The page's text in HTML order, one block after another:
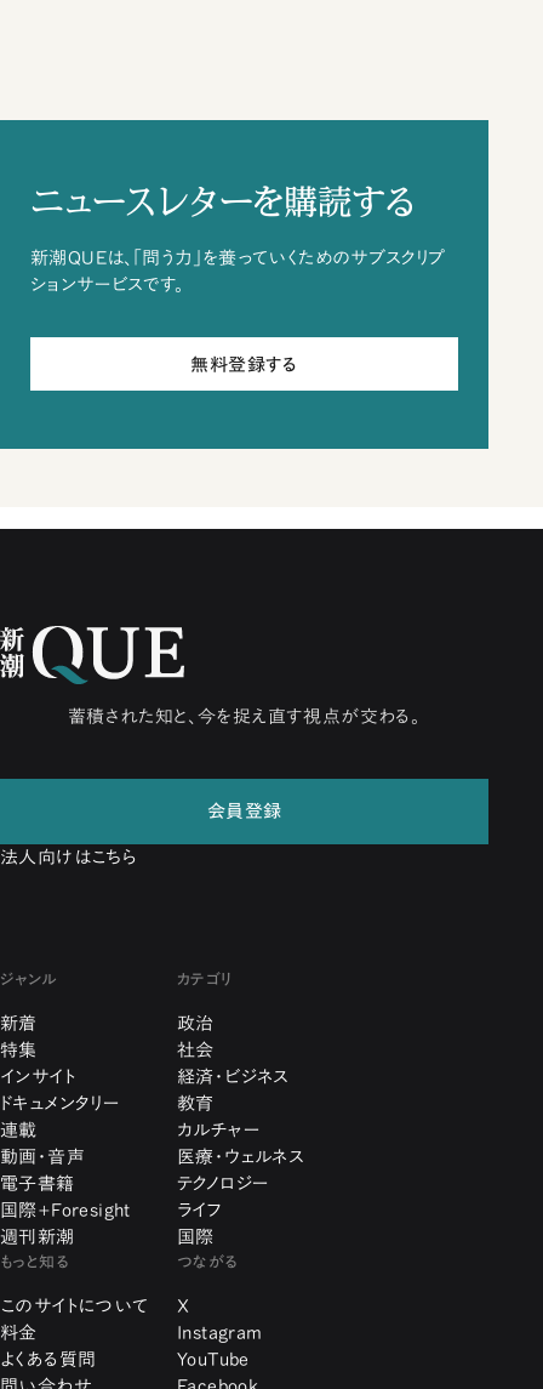
ニュースレターを購読する
新潮QUEは、「問う力」を養っていくためのサブスクリプ
ションサービスです。
無料登録する
蓄積された知と、今を捉え直す視点が交わる。
会員登録
法人向けはこちら
ジャンル
新着
特集
インサイト
ドキュメンタリー
連載
動画・音声
電子書籍
国際+Foresight
週刊新潮
カテゴリ
政治
社会
経済・ビジネス
教育
カルチャー
医療・ウェルネス
テクノロジー
ライフ
国際
もっと知る
このサイトについて
料金
よくある質問
つながる
X
Instagram
YouTube